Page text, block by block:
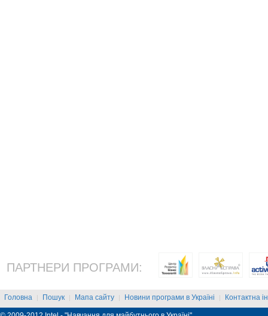
ПАРТНЕРИ ПРОГРАМИ:
Головна | Пошук | Мапа сайту | Новини програми в Україні | Контактна